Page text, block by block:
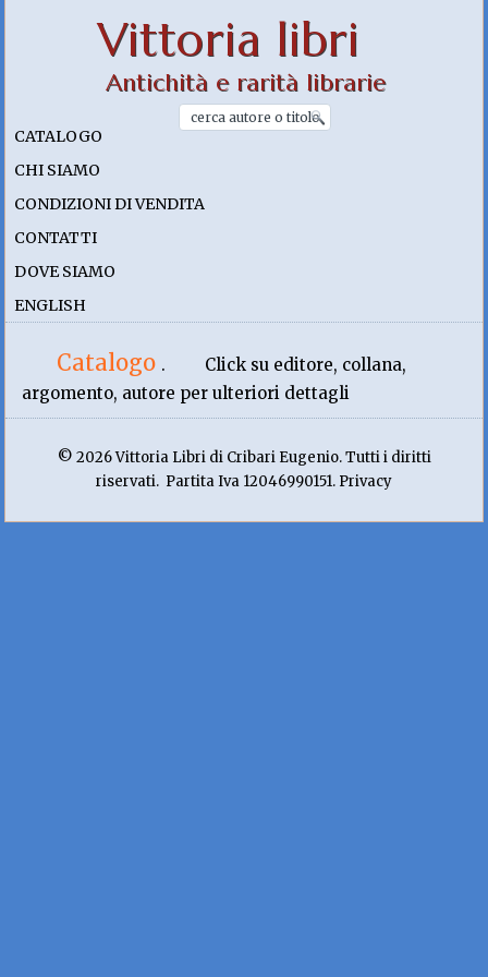
Vittoria libri
Antichità e rarità librarie
CATALOGO
CHI SIAMO
CONDIZIONI DI VENDITA
CONTATTI
DOVE SIAMO
ENGLISH
Catalogo .
Click su editore, collana,
argomento, autore per ulteriori dettagli
© 2026 Vittoria Libri di Cribari Eugenio. Tutti i diritti
riservati. Partita Iva 12046990151. Privacy